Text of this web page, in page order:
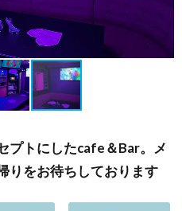
プトにしたcafe＆Bar。メ
りをお待ちしております